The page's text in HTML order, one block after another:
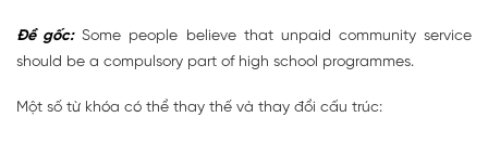
Đề gốc:Some people believe that unpaid community service
should be a compulsory part of high school programmes.
Một số từ khóa có thể thay thế và thay đổi cấu trúc: